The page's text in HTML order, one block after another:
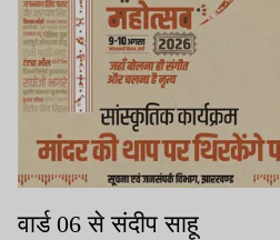
वार्ड 06 से संदीप साहू